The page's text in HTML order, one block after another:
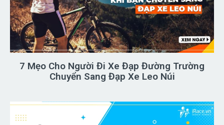
7 Mẹo Cho Người Đi Xe Đạp Đường Trường
Chuyển Sang Đạp Xe Leo Núi